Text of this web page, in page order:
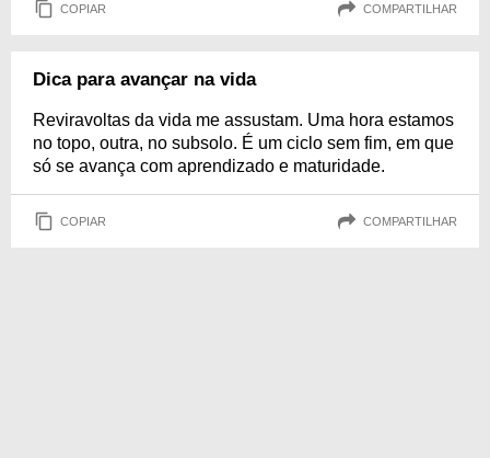
COPIAR COMPARTILHAR
Dica para avançar na vida
Reviravoltas da vida me assustam. Uma hora estamos
no topo, outra, no subsolo. É um ciclo sem fim, em que
só se avança com aprendizado e maturidade.
COPIAR COMPARTILHAR